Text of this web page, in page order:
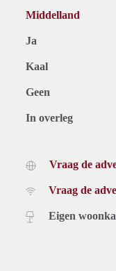
Middelland
Ja
Kaal
Geen
In overleg
Vraag de
Vraag de
Eigen